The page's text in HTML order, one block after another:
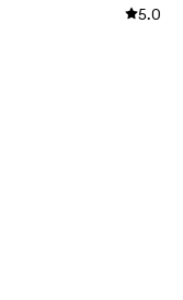
5.0